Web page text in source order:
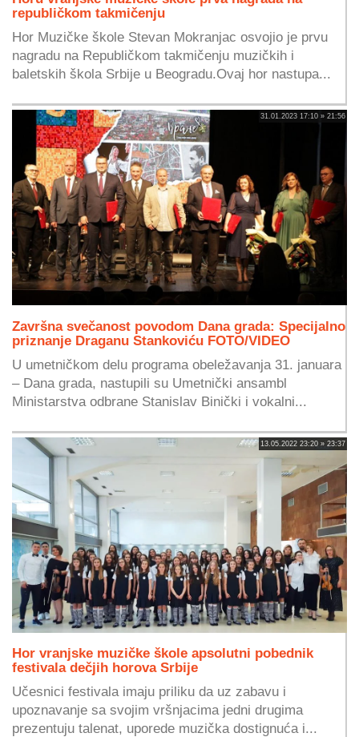
republičkom takmičenju
Hor Muzičke škole Stevan Mokranjac osvojio je prvu
nagradu na Republičkom takmičenju muzičkih i
baletskih škola Srbije u Beogradu.Ovaj hor nastupa...
31.01.2023 17:10 » 21:56
Završna svečanost povodom Dana grada: Specijalno
priznanje Draganu Stankoviću FOTO/VIDEO
U umetničkom delu programa obeležavanja 31. januara
– Dana grada, nastupili su Umetnički ansambl
Ministarstva odbrane Stanislav Binički i vokalni...
13.05.2022 23:20 » 23:37
Hor vranjske muzičke škole apsolutni pobednik
festivala dečjih horova Srbije
Učesnici festivala imaju priliku da uz zabavu i
upoznavanje sa svojim vršnjacima jedni drugima
prezentuju talenat, uporede muzička dostignuća i...